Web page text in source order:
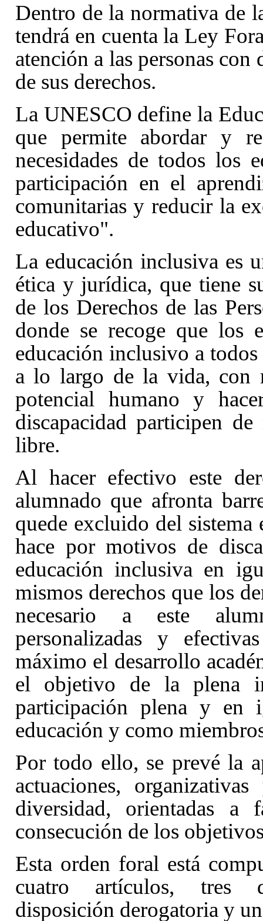
Dentro de la normativa de
tendrá en cuenta la Ley
atención a las personas
de sus derechos.
La UNESCO define la
que permite abordar y
necesidades de todos los
participación en el
comunitarias y reducir la
educativo".
La educación inclusiva es
ética y jurídica, que tiene
de los Derechos de las
donde se recoge que los
educación inclusivo a
a lo largo de la vida, con
potencial humano y
discapacidad participen
libre.
Al hacer efectivo este
alumnado que afronta
quede excluido del
hace por motivos de
educación inclusiva en
mismos derechos que los
necesario a este
personalizadas y
máximo el desarrollo
el objetivo de la plena
participación plena y en
educación y como
Por todo ello, se prevé la
actuaciones,
diversidad, orientadas
consecución de los
Esta orden foral está
cuatro artículos, tres
disposición derogatoria y